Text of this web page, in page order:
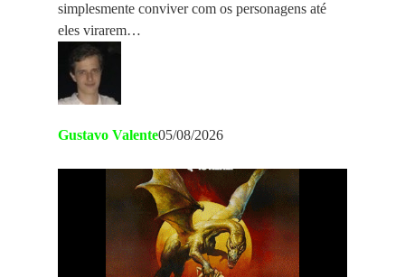
simplesmente conviver com os personagens até
eles virarem…
Gustavo Valente05/08/2026